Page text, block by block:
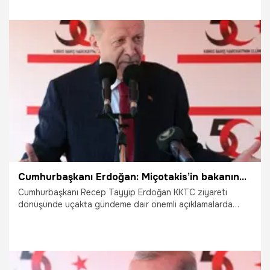
Gündem
Cumhurbaşkanı Erdoğan: Miçotakis’in bakanına haddini bildirmesi lazım
Cumhurbaşkanı Recep Tayyip Erdoğan KKTC ziyareti
dönüşünde uçakta gündeme dair önemli açıklamalarda
farklı bir havada, belli ki Miçotakis ile yaptığımız
görüşmeden haberi yoktu, ileri geri açıklamalar yaptı. Onun